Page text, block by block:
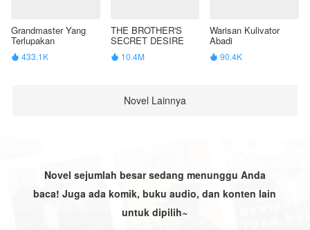
Grandmaster Yang
Terlupakan
 433.1K
THE BROTHER'S
SECRET DESIRE
 10.4M
Warisan Kulivator
Abadi
 90.4K
Novel Lainnya
Novel sejumlah besar sedang menunggu Anda
baca! Juga ada komik, buku audio, dan konten lain
untuk dipilih~